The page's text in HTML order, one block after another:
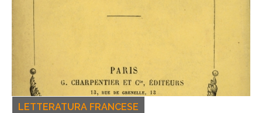
LETTERATURA FRANCESE